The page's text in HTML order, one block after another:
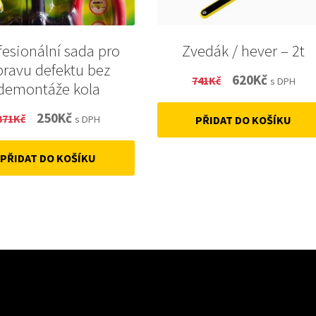
sada pro
defektu bez
kola
Kč
Original
price
was:
250KčCurrent
price
is:
s DPH
PŘIDAT DO KOŠÍKU
Zvedák / hever – 2t
741Kč
Original
price
was:
620KčCurrent
price
is:
s DPH
PŘIDAT DO KOŠÍKU